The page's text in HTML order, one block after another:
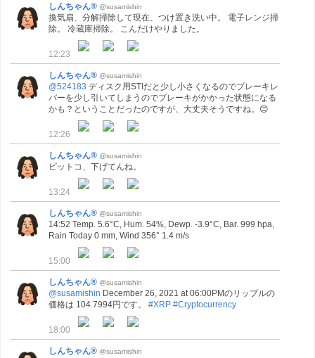
しんちゃん® @susamishin
換気扇、分解掃除して現在、つけ置き洗い中。 電子レンジ掃
除。 冷蔵庫掃除。 こんだけやりました。
12:23
しんちゃん® @susamishin
@524183 ディスク用STIだと少し小さくなるのでブレーキレ
バーを少し引いてしまうのでブレーキがかかった状態になる
かも？ということだったのですが、大丈夫そうですね。😊
12:26
しんちゃん® @susamishin
ビットコ、下げてんね。
13:24
しんちゃん® @susamishin
14:52 Temp. 5.6°C, Hum. 54%, Dewp. -3.9°C, Bar. 999 hpa,
Rain Today 0 mm, Wind 356° 1.4 m/s
15:00
しんちゃん® @susamishin
@susamishin December 26, 2021 at 06:00PMのリップルの
価格は 104.7994円です。 #XRP #Cryptocurrency
18:00
しんちゃん® @susamishin